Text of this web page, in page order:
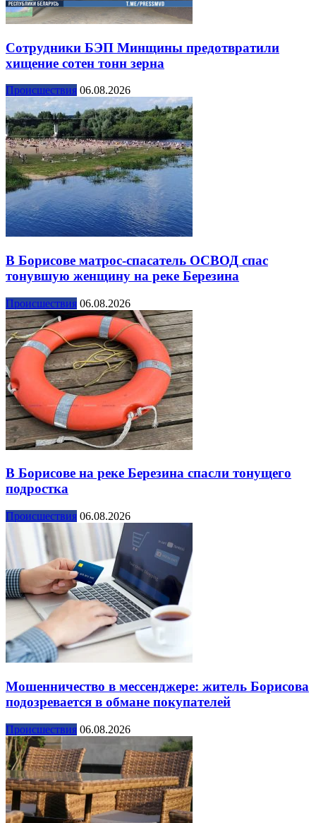
Сотрудники БЭП Минщины предотвратили
хищение сотен тонн зерна
Происшествия 06.08.2026
В Борисове матрос-спасатель ОСВОД спас
тонувшую женщину на реке Березина
Происшествия 06.08.2026
В Борисове на реке Березина спасли тонущего
подростка
Происшествия 06.08.2026
Мошенничество в мессенджере: житель Борисова
подозревается в обмане покупателей
Происшествия 06.08.2026